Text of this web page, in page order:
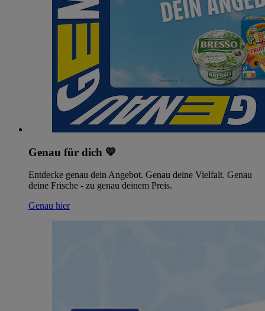
Genau für dich 💛
Entdecke genau dein Angebot. Genau deine Vielfalt. Genau
deine Frische - zu genau deinem Preis.
Genau hier